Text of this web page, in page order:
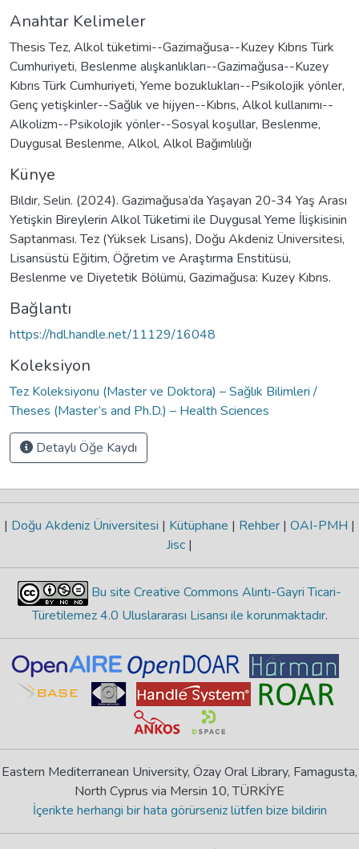
Anahtar Kelimeler
Thesis Tez, Alkol tüketimi--Gazimağusa--Kuzey Kıbrıs Türk
Cumhuriyeti, Beslenme alışkanlıkları--Gazimağusa--Kuzey
Kıbrıs Türk Cumhuriyeti, Yeme bozuklukları--Psikolojik yönler,
Genç yetişkinler--Sağlık ve hijyen--Kıbrıs, Alkol kullanımı--
Alkolizm--Psikolojik yönler--Sosyal koşullar, Beslenme,
Duygusal Beslenme, Alkol, Alkol Bağımlılığı
Künye
Bıldır, Selin. (2024). Gazimağusa’da Yaşayan 20-34 Yaş Arası
Yetişkin Bireylerin Alkol Tüketimi ile Duygusal Yeme İlişkisinin
Saptanması. Tez (Yüksek Lisans), Doğu Akdeniz Üniversitesi,
Lisansüstü Eğitim, Öğretim ve Araştırma Enstitüsü,
Beslenme ve Diyetetik Bölümü, Gazimağusa: Kuzey Kıbrıs.
Bağlantı
https://hdl.handle.net/11129/16048
Koleksiyon
Tez Koleksiyonu (Master ve Doktora) – Sağlık Bilimleri /
Theses (Master’s and Ph.D.) – Health Sciences
Detaylı Öğe Kaydı
| Doğu Akdeniz Üniversitesi | Kütüphane | Rehber | OAI-PMH |
Jisc |
Bu site Creative Commons Alıntı-Gayri Ticari-
Türetilemez 4.0 Uluslararası Lisansı ile korunmaktadır.
Eastern Mediterranean University, Özay Oral Library, Famagusta,
North Cyprus via Mersin 10, TÜRKİYE
İçerikte herhangi bir hata görürseniz lütfen bize bildirin